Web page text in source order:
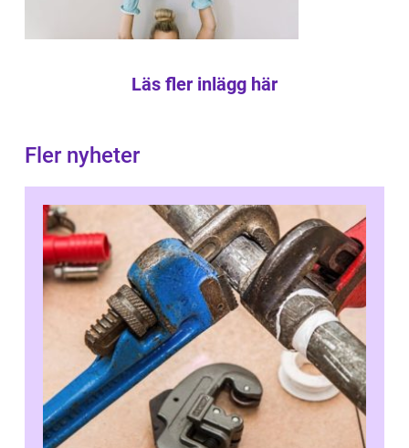
Läs fler inlägg här
Fler nyheter